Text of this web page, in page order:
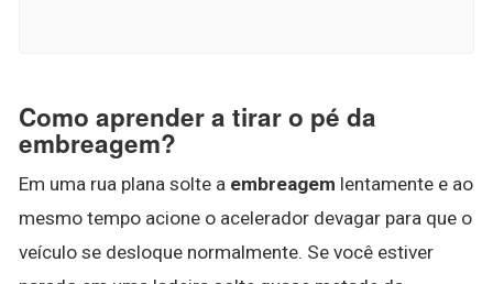
Como aprender a tirar o pé da
embreagem?
Em uma rua plana solte a embreagem lentamente e ao
mesmo tempo acione o acelerador devagar para que o
veículo se desloque normalmente. Se você estiver